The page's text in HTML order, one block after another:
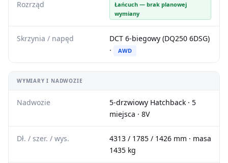
Rozrząd
Łańcuch — brak planowej
wymiany
Skrzynia / napęd
DCT 6-biegowy (DQ250 6DSG)
·
AWD
WYMIARY I NADWOZIE
Nadwozie
5-drzwiowy Hatchback · 5
miejsca · 8V
Dł. / szer. / wys.
4313 / 1785 / 1426 mm · masa
1435 kg